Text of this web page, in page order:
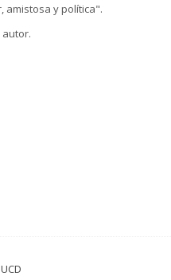
amistosa y política".